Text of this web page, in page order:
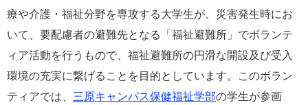
検
索
療や介護・福祉分野を専攻する大学生が、災害発生時にお
いて、要配慮者の避難先となる「福祉避難所」でボランテ
ィア活動を行うもので、福祉避難所の円滑な開設及び受入
環境の充実に繋げることを目的としています。このボラン
ティアでは、 三原キャンパス保健福祉学部の学生が参画